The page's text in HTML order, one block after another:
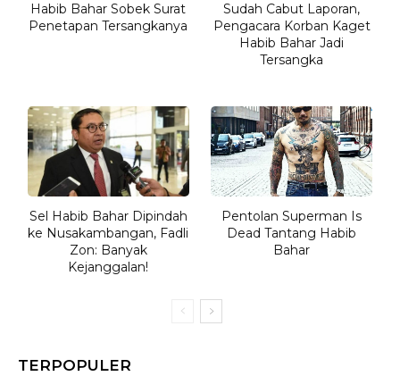
Habib Bahar Sobek Surat
Penetapan Tersangkanya
Sudah Cabut Laporan,
Pengacara Korban Kaget
Habib Bahar Jadi
Tersangka
Sel Habib Bahar Dipindah
ke Nusakambangan, Fadli
Zon: Banyak
Kejanggalan!
Pentolan Superman Is
Dead Tantang Habib
Bahar
TERPOPULER